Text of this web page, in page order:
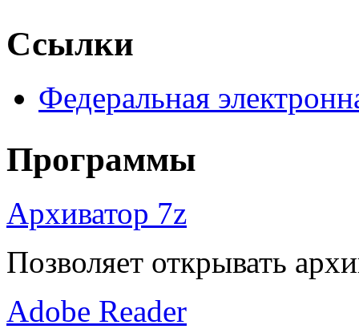
Ссылки
Федеральная
Программы
Архиватор 7z
Позволяет открывать
Adobe Reader